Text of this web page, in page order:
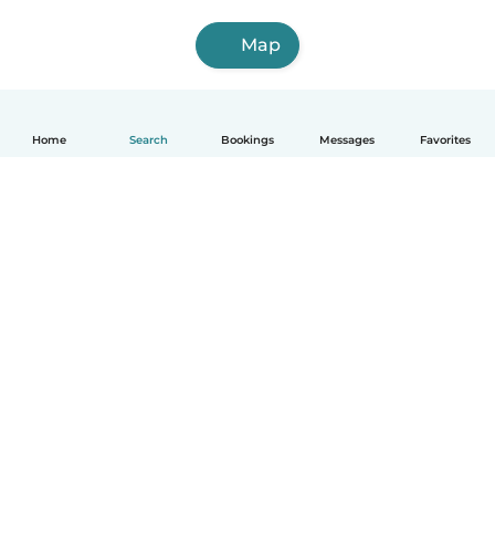
Home Search Bookings Messages Favorites
Map